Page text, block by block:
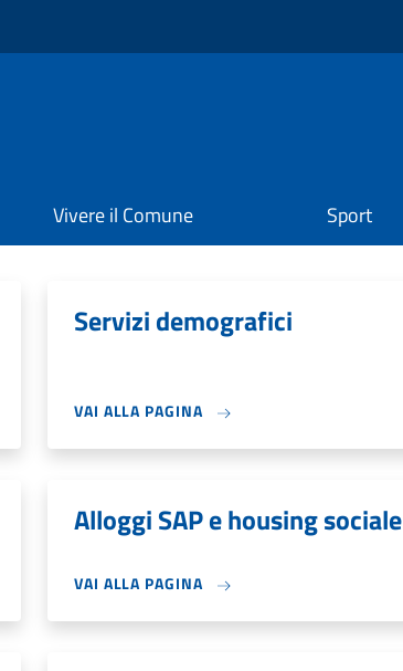
Vivere il Comune Sport
Servizi demografici
VAI ALLA PAGINA
Alloggi SAP e housing sociale
VAI ALLA PAGINA